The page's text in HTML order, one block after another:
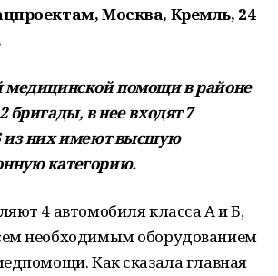
Москва, Кремль, 24
медицинской помощи в районе
бригады, в нее входят 7
из них имеют высшую
категорию.
4 автомобиля класса А и Б,
необходимым оборудованием
Как сказала главная